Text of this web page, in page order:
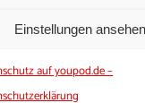
Einstellungen ansehen
auf youpod.de –